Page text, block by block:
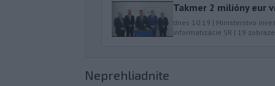
Takmer 2 milióny eur
dnes 10:19 | Ministerstvo
informatizácie SR | 19
Neprehliadnite